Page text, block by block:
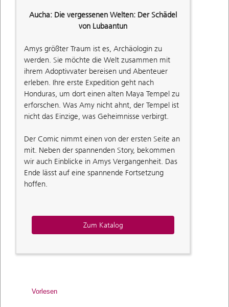
Aucha: Die vergessenen Welten: Der Schädel
von Lubaantun
Amys größter Traum ist es, Archäologin zu
werden. Sie möchte die Welt zusammen mit
ihrem Adoptivvater bereisen und Abenteuer
erleben. Ihre erste Expedition geht nach
Honduras, um dort einen alten Maya Tempel zu
erforschen. Was Amy nicht ahnt, der Tempel ist
nicht das Einzige, was Geheimnisse verbirgt.
Der Comic nimmt einen von der ersten Seite an
mit. Neben der spannenden Story, bekommen
wir auch Einblicke in Amys Vergangenheit. Das
Ende lässt auf eine spannende Fortsetzung
hoffen.
Zum Katalog
Vorlesen